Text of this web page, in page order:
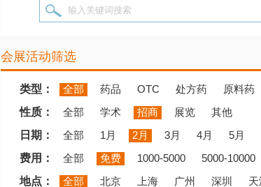
输入关键词搜索
会展活动筛选
类型： 全部 药品 OTC 处方药 原料药
性质：
全部 学术 招商 展览
其他
日期：
全部 1月 2月 3月 4月 5月
费用：
全部 免费 1000-5000 5000-10000
地点：
全部 北京 上海 广州 深圳